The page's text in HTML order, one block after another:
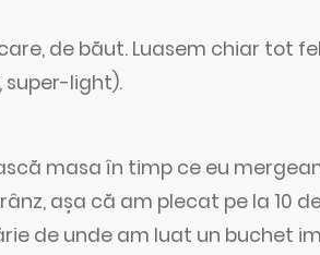
de băut. Luasem chiar tot
super-light).
masa în timp ce eu
așa că am plecat pe la 10
de unde am luat un buchet